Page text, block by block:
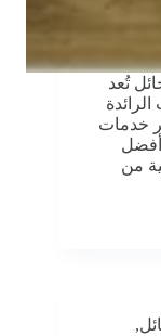
تُعد
خدمات
من
,